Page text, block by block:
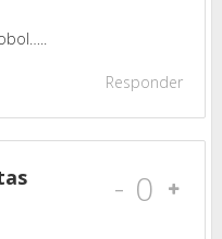
Responder
- 0